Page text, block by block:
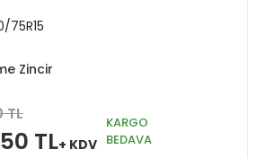
75R15
Zincir
TL
TL+ KDV
KARGO
BEDAVA